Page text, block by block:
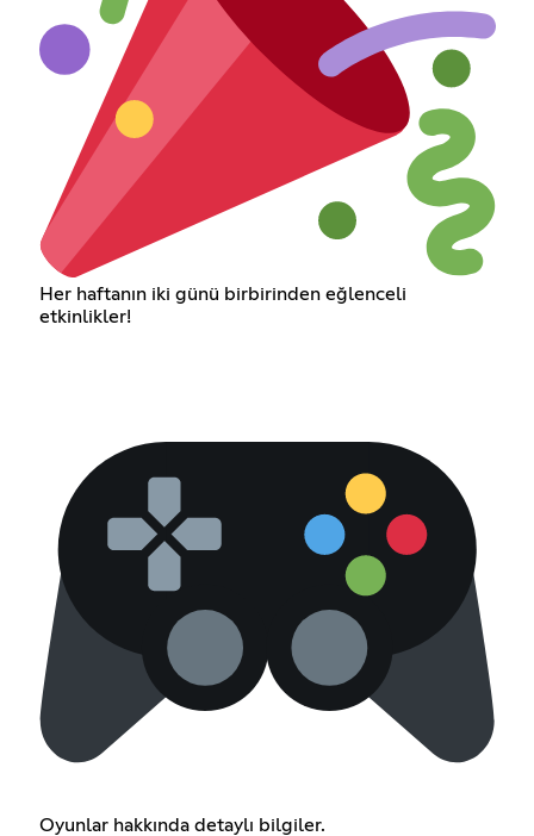
Her haftanın iki günü birbirinden eğlenceli
etkinlikler!
Oyunlar hakkında detaylı bilgiler.